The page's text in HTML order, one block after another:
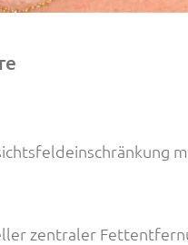
zentraler